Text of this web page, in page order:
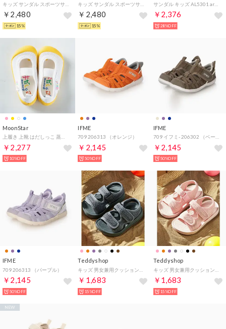
￥2,480
15%
￥2,480
15%
サンダル キッズ AL5301 arnold palmer スポーツサンダル ベルトタイプ （ベージュ）
￥2,376
28%OFF
MoonStar
￥2,277
10%OFF
IFME
709 206313 （オレンジ）
￥2,145
50%OFF
IFME
￥2,145
50%OFF
IFME
709 206313 （パープル）
￥2,145
50%OFF
Teddyshop
￥1,683
15%OFF
Teddyshop
￥1,683
15%OFF
NEW